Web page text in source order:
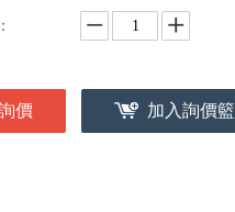
價 加入詢價籃